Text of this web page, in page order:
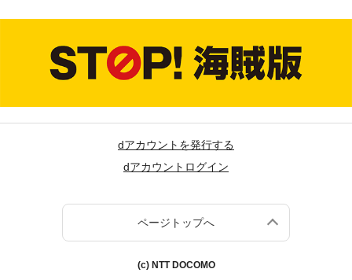
dアカウントを発行する
dアカウントログイン
ページトップへ
(c) NTT DOCOMO